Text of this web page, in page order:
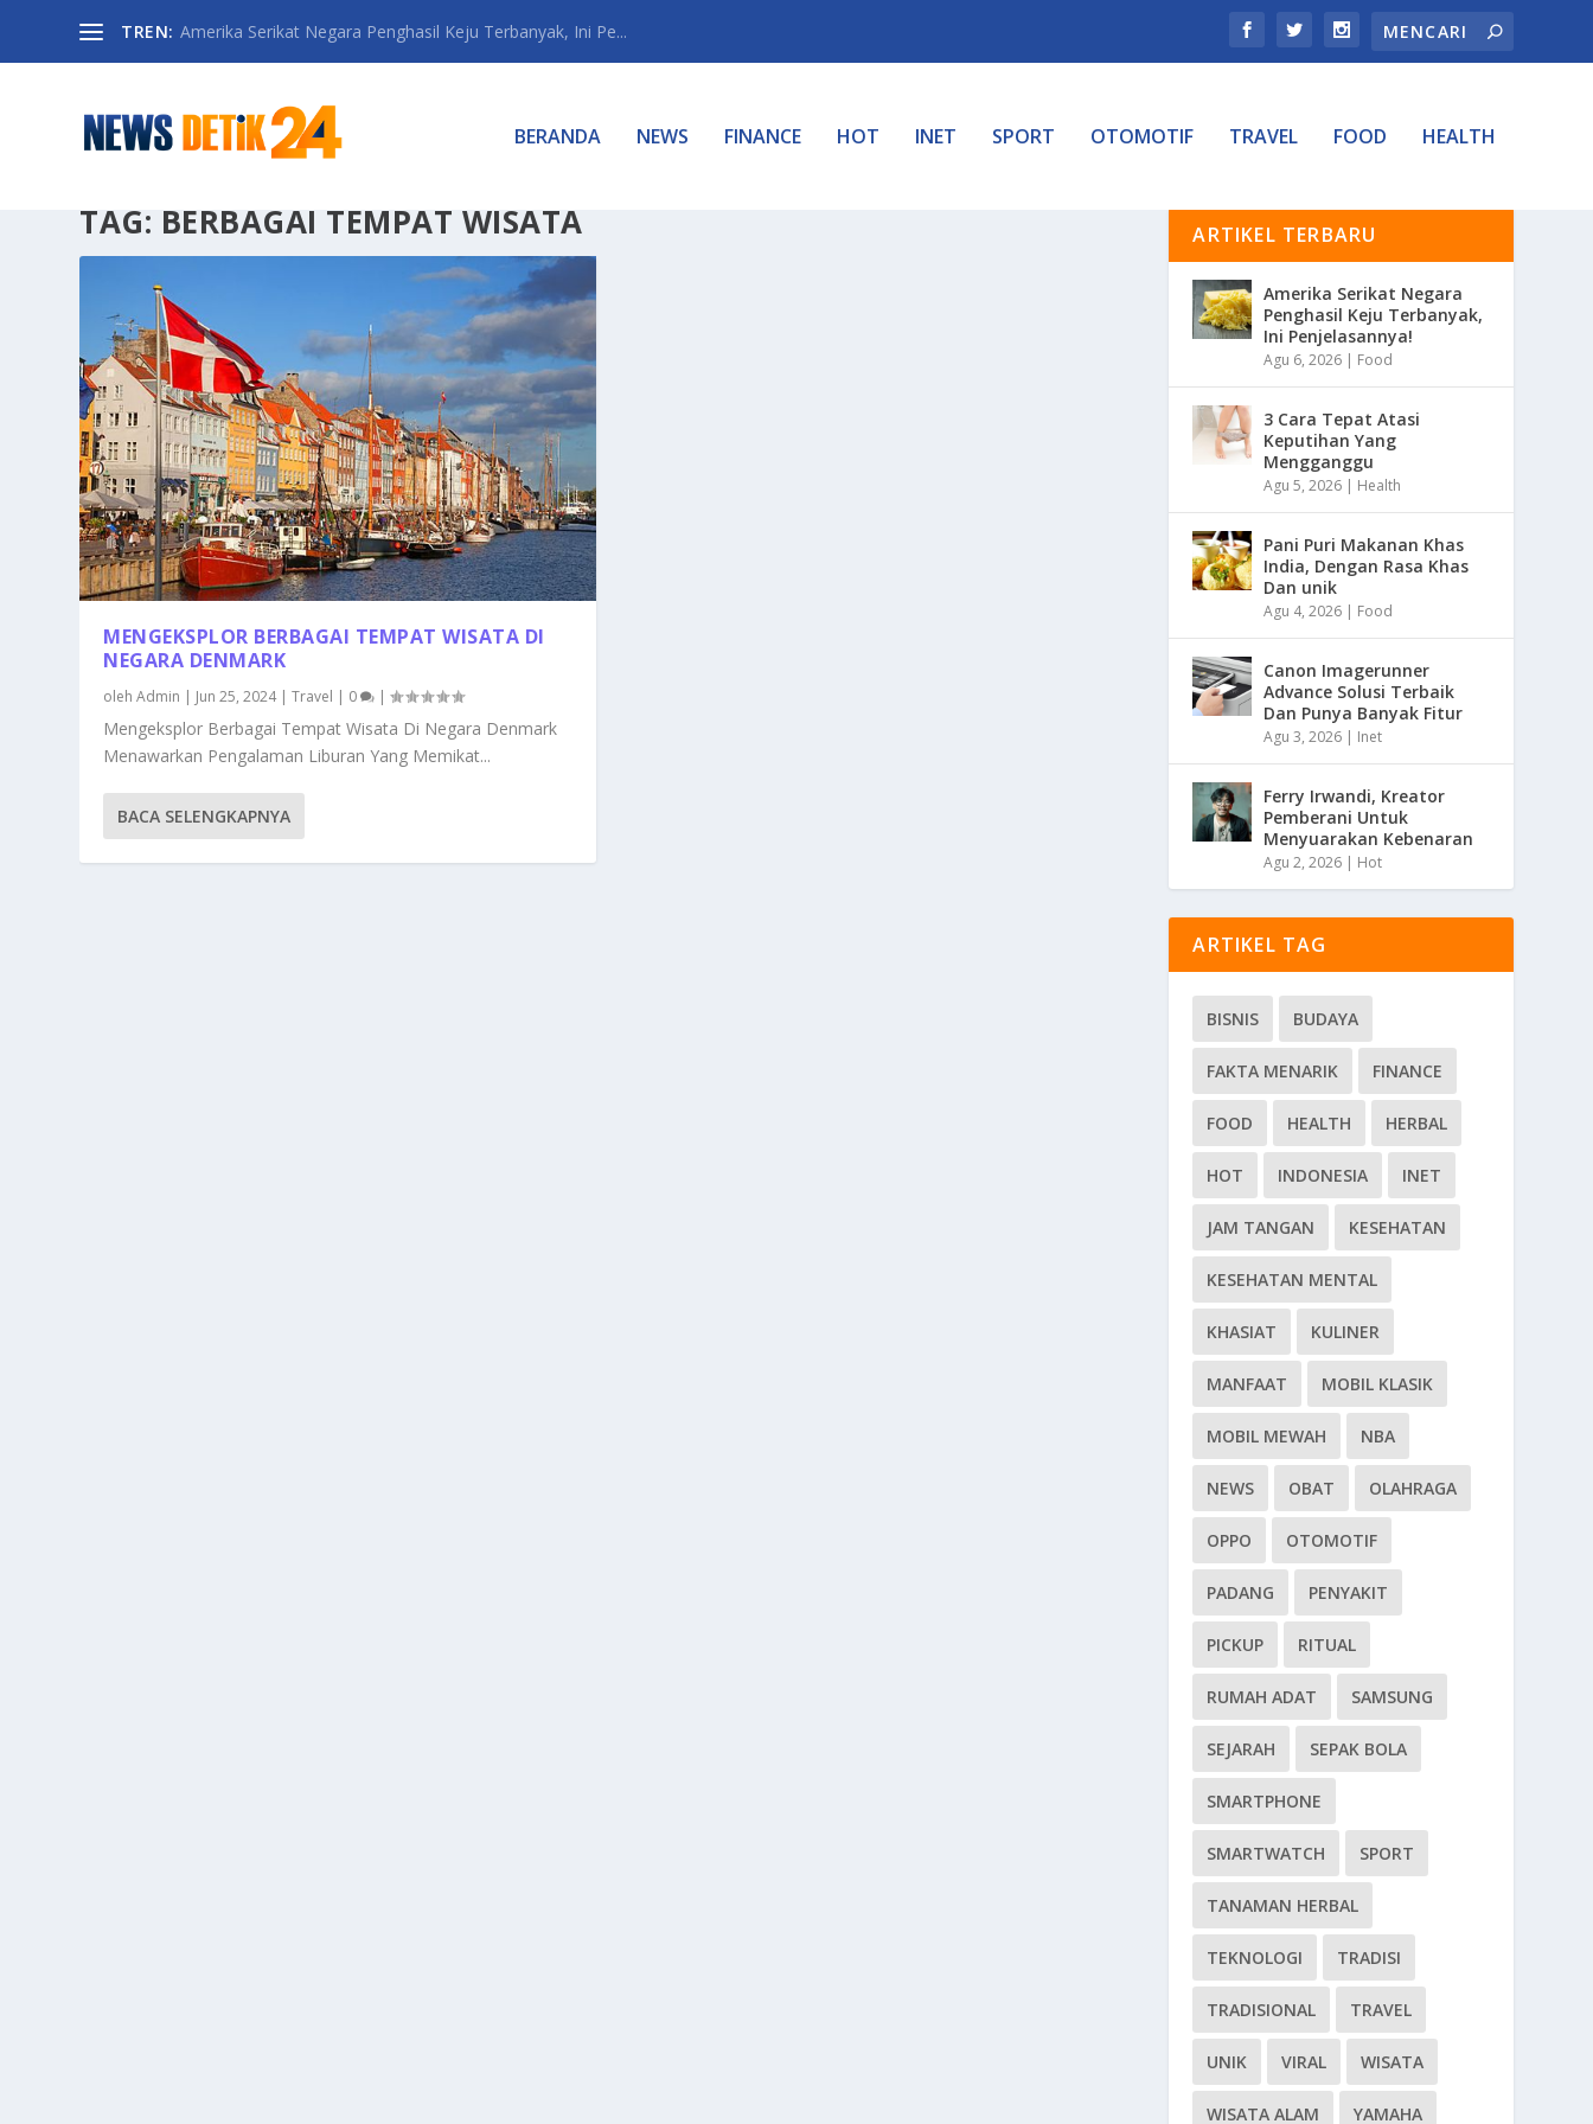
TREN: Amerika Serikat Negara Penghasil Keju Terbanyak, Ini Pe...
BERANDA NEWS FINANCE HOT INET SPORT OTOMOTIF TRAVEL FOOD HEALTH
TAG: BERBAGAI TEMPAT WISATA
MENGEKSPLOR BERBAGAI TEMPAT WISATA DI
NEGARA DENMARK
olehAdmin | Jun 25, 2024|Travel | 0 |
Mengeksplor Berbagai Tempat Wisata Di Negara Denmark
Menawarkan Pengalaman Liburan Yang Memikat...
BACA SELENGKAPNYA
ARTIKEL TERBARU
Amerika Serikat Negara
Penghasil Keju Terbanyak,
Ini Penjelasannya!
Agu 6, 2026 | Food
3 Cara Tepat Atasi
Keputihan Yang
Mengganggu
Agu 5, 2026 | Health
Pani Puri Makanan Khas
India, Dengan Rasa Khas
Dan unik
Agu 4, 2026 | Food
Canon Imagerunner
Advance Solusi Terbaik
Dan Punya Banyak Fitur
Agu 3, 2026 | Inet
Ferry Irwandi, Kreator
Pemberani Untuk
Menyuarakan Kebenaran
Agu 2, 2026 | Hot
ARTIKEL TAG
BISNIS BUDAYA
FAKTA MENARIK FINANCE
FOOD HEALTH HERBAL
HOT INDONESIA INET
JAM TANGAN KESEHATAN
KESEHATAN MENTAL
KHASIAT KULINER
MANFAAT MOBIL KLASIK
MOBIL MEWAH NBA
NEWS OBAT OLAHRAGA
OPPO OTOMOTIF
PADANG PENYAKIT
PICKUP RITUAL
RUMAH ADAT SAMSUNG
SEJARAH SEPAK BOLA
SMARTPHONE
SMARTWATCH SPORT
TANAMAN HERBAL
TEKNOLOGI TRADISI
TRADISIONAL TRAVEL
UNIK VIRAL WISATA
WISATA ALAM YAMAHA